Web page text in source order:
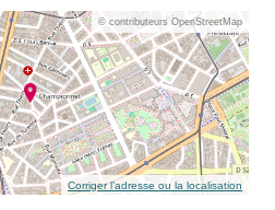
© contributeurs OpenStreetMap
Corriger l’adresse ou la localisation